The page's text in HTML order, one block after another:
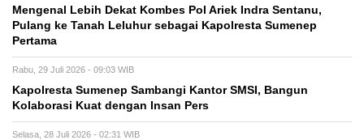
Mengenal Lebih Dekat Kombes Pol Ariek Indra Sentanu,
Pulang ke Tanah Leluhur sebagai Kapolresta Sumenep
Pertama
Rabu, 29 Juli 2026 - 09:03 WIB
Kapolresta Sumenep Sambangi Kantor SMSI, Bangun
Kolaborasi Kuat dengan Insan Pers
Selasa, 28 Juli 2026 - 02:31 WIB